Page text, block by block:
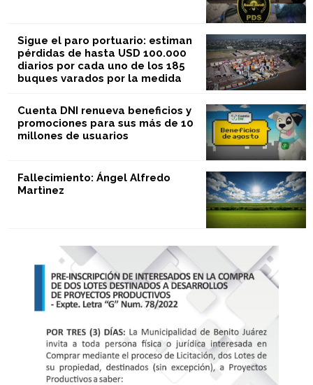
Sigue el paro portuario: estiman
pérdidas de hasta USD 100.000
diarios por cada uno de los 185
buques varados por la medida
Cuenta DNI renueva beneficios y
promociones para sus más de 10
millones de usuarios
Fallecimiento: Ángel Alfredo
Martìnez